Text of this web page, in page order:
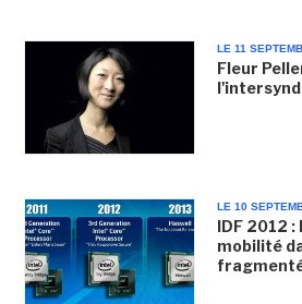
LE 11
Fleur
LE 10
IDF 2012
mobilité